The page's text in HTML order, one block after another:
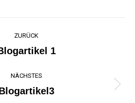
ZURÜCK
Vorheriger
1
NÄCHSTES
Nächster